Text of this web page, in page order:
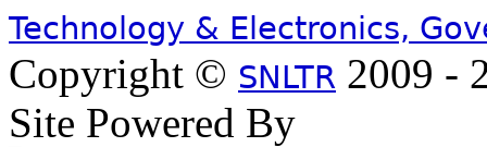
Technology & Electronics,
Copyright © SNLTR 2009 -
Site Powered By